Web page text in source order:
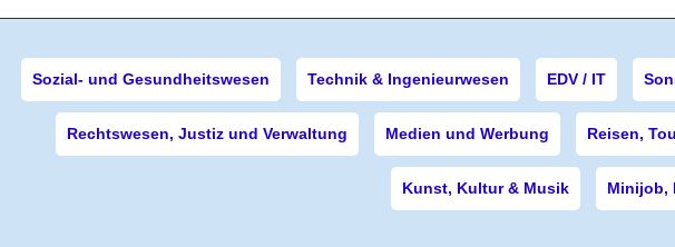
Sozial- und Gesundheitswesen Technik & Ingenieurwesen EDV / IT
Rechtswesen, Justiz und Verwaltung Medien und Werbung Reisen,
Kunst, Kultur & Musik Minijob,